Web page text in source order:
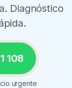
Diagnóstico
108
urgente